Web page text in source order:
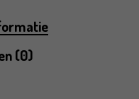
(0)